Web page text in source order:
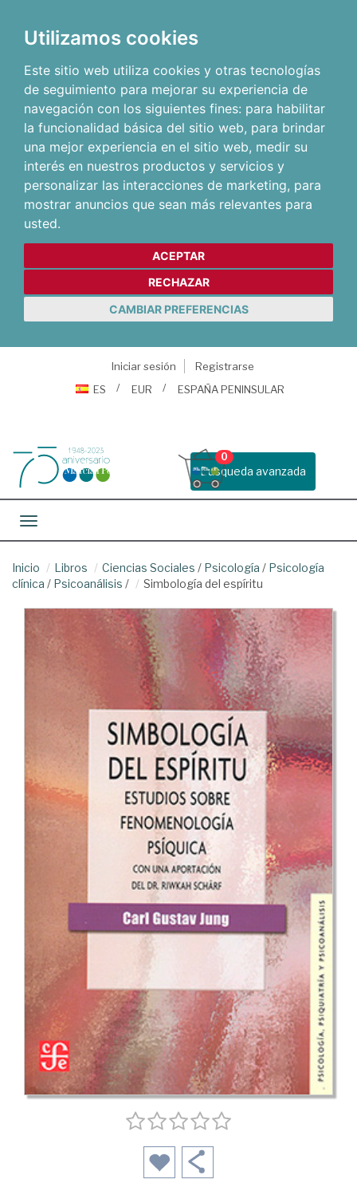
Utilizamos cookies
Este sitio web utiliza cookies y otras tecnologías
de seguimiento para mejorar su experiencia de
navegación con los siguientes fines: para habilitar
la funcionalidad básica del sitio web, para brindar
una mejor experiencia en el sitio web, medir su
interés en nuestros productos y servicios y
personalizar las interacciones de marketing, para
mostrar anuncios que sean más relevantes para
usted.
ACEPTAR
RECHAZAR
CAMBIAR PREFERENCIAS
Iniciar sesión
Registrarse
ES
EUR ESPAÑA PENINSULAR
Busqueda avanzada
0
Toggle navigation
Inicio Libros Ciencias Sociales / Psicología / Psicología
clínica / Psicoanálisis / Simbología del espíritu